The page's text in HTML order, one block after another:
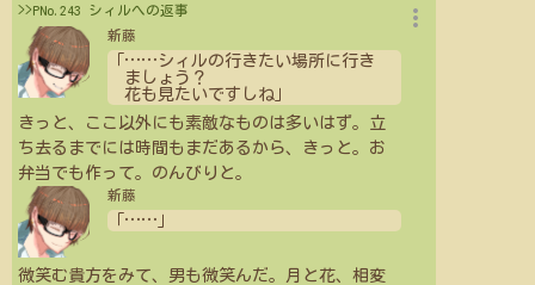
>>PNo.243 シィルへの返事
新藤
…… シィルの行きたい場所に行き
ましょう？
花も見たいですしね」
きっと、ここ以外にも素敵なものは多いはず。立
ち去るまでには時間もまだあるから、きっと。お
弁当でも作って。のんびりと。
新藤
……
微笑む貴方をみて、男も微笑んだ。月と花、相変
more_vert